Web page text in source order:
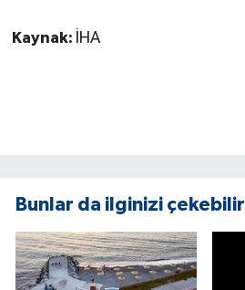
Kaynak: İHA
Bunlar da ilginizi çekebilir
Yerel Haberler